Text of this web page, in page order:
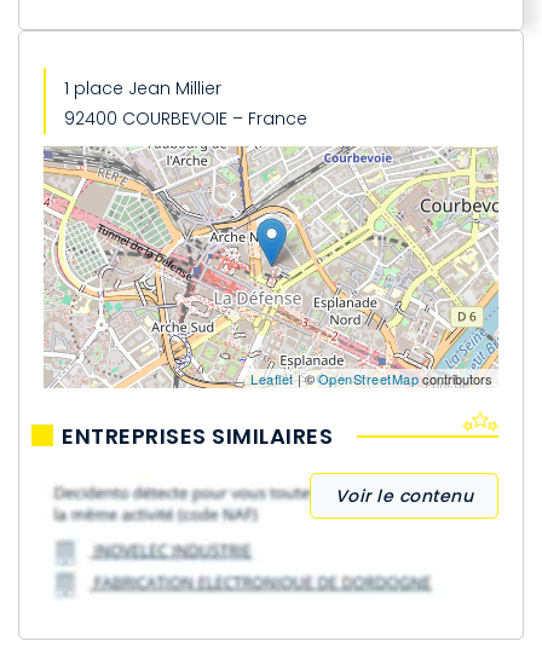
1 place Jean Millier
92400 COURBEVOIE – France
Leaflet| ©OpenStreetMapcontributors
ENTREPRISES SIMILAIRES
Voir le contenu